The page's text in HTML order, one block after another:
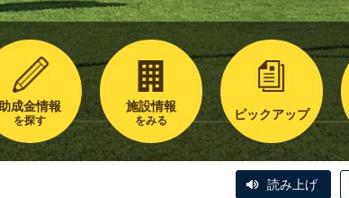
助成金情報
を探す
施設情報
をみる ピックアップ
読み上げ